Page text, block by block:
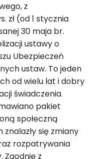
z
zł (od 1 stycznia
30 maja br.
ustawy o
Ubezpieczeń
ustaw. To jeden
od wielu lat i dobry
świadczenia.
pakiet
społeczną
się zmiany
rozpatrywania
Zgodnie z